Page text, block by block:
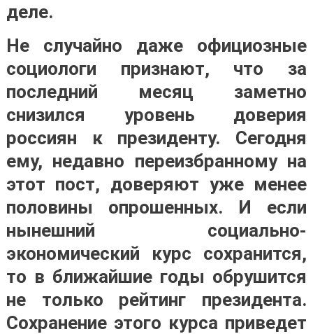
деле.
Не случайно даже официозные
социологи признают, что за
последний месяц заметно
снизился уровень доверия
россиян к президенту. Сегодня
ему, недавно переизбранному на
этот пост, доверяют уже менее
половины опрошенных. И если
нынешний социально-
экономический курс сохранится,
то в ближайшие годы обрушится
не только рейтинг президента.
Сохранение этого курса приведет